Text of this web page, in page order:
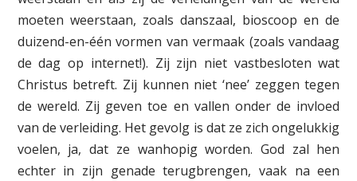
moeten weerstaan, zoals danszaal, bioscoop en de
duizend-en-één vormen van vermaak (zoals vandaag
de dag op internet!). Zij zijn niet vastbesloten wat
Christus betreft. Zij kunnen niet ‘nee’ zeggen tegen
de wereld. Zij geven toe en vallen onder de invloed
van de verleiding. Het gevolg is dat ze zich ongelukkig
voelen, ja, dat ze wanhopig worden. God zal hen
echter in zijn genade terugbrengen, vaak na een